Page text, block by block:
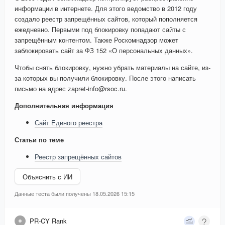
информации в интернете. Для этого ведомство в 2012 году
создало реестр запрещённых сайтов, который пополняется
ежедневно. Первыми под блокировку попадают сайты с
запрещённым контентом. Также Роскомнадзор может
заблокировать сайт за ФЗ 152 «О персональных данных».
Чтобы снять блокировку, нужно убрать материалы на сайте, из-
за которых вы получили блокировку. После этого написать
письмо на адрес zapret-info@rsoc.ru.
Дополнительная информация
Сайт Единого реестра
Статьи по теме
Реестр запрещённых сайтов
Объяснить с ИИ
Данные теста были получены 18.05.2026 15:15
PR-CY Rank